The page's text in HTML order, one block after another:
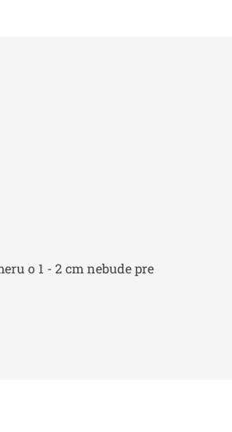
o 1 - 2 cm nebude pre